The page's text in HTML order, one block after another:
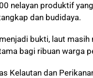
nelayan produktif
dan budidaya.
bukti, laut masih
bagi ribuan warga
Kelautan dan